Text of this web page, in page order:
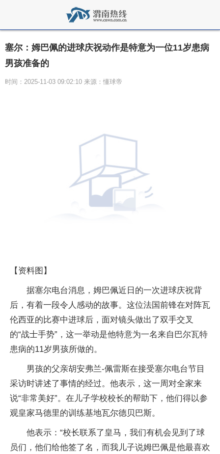
塞尔：姆巴佩的进球庆祝动作是特意为一位11岁患病
男孩准备的
时间：2025-11-03 09:02:10 来源：懂球帝
【资料图】
据塞尔电台消息，姆巴佩近日的一次进球庆祝背
后，有着一段令人感动的故事。这位法国前锋在对阵瓦
伦西亚的比赛中进球后，面对镜头做出了双手交叉
的“战士手势”，这一举动是他特意为一名来自巴尔瓦特
患病的11岁男孩所做的。
男孩的父亲胡安弗兰-佩雷斯在接受塞尔电台节目
采访时讲述了事情的经过。他表示，这一周对全家来
说“非常美好”。在儿子学校校长的帮助下，他们得以参
观皇家马德里的训练基地瓦尔德贝巴斯。
他表示：“校长联系了皇马，我们有机会见到了球
员们，他们给他签了名，而我儿子说姆巴佩是他最喜欢